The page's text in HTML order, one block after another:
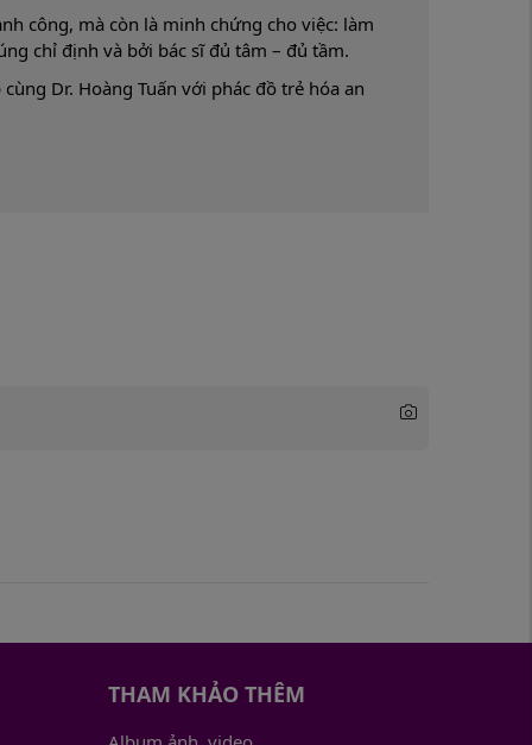
công, mà còn là minh chứng cho việc: làm
chỉ định và bởi bác sĩ đủ tâm – đủ tầm.
Dr. Hoàng Tuấn với phác đồ trẻ hóa an
THAM KHẢO THÊM